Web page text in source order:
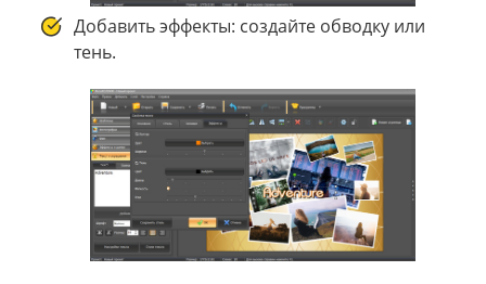
Добавить эффекты: создайте обводку или
тень.